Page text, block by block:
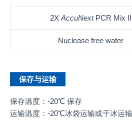
2X AccuNextPCR Mix II
Nuclease free water
保存与运输
保存温度：-20℃ 保存
运输温度：-20℃冰袋运输或干冰运输